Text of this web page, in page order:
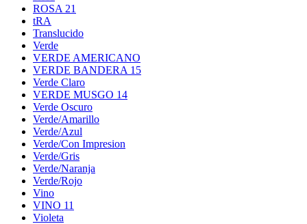
ROSA 21
tRA
Translucido
Verde
VERDE AMERICANO
VERDE BANDERA 15
Verde Claro
VERDE MUSGO 14
Verde Oscuro
Verde/Amarillo
Verde/Azul
Verde/Con Impresion
Verde/Gris
Verde/Naranja
Verde/Rojo
Vino
VINO 11
Violeta